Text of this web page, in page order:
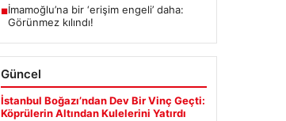
■İmamoğlu’na bir ‘erişim engeli’ daha:
Görünmez kılındı!
Güncel
İstanbul Boğazı’ndan Dev Bir Vinç Geçti:
Köprülerin Altından Kulelerini Yatırdı